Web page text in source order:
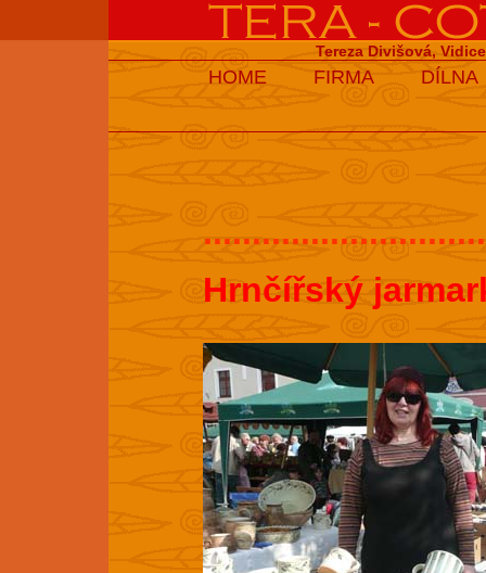
Tereza Divišová,
HOME FIRMA DÍLNA
Hrnčířský